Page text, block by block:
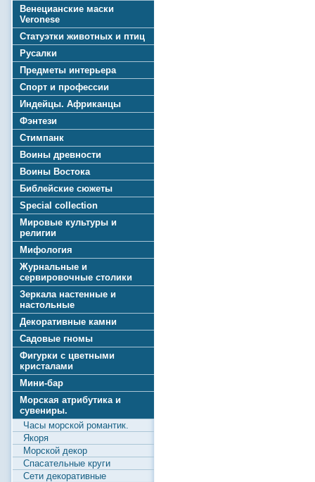
Венецианские маски
Veronese
Статуэтки животных и птиц
Русалки
Предметы интерьера
Спорт и профессии
Индейцы. Африканцы
Фэнтези
Стимпанк
Воины древности
Воины Востока
Библейские сюжеты
Special collection
Мировые культуры и
религии
Мифология
Журнальные и
сервировочные столики
Зеркала настенные и
настольные
Декоративные камни
Садовые гномы
Фигурки с цветными
кристалами
Мини-бар
Морская атрибутика и
сувениры.
Часы морской романтик.
Якоря
Морской декор
Спасательные круги
Сети декоративные